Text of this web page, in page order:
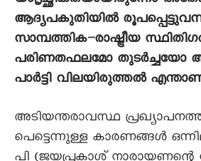
ആദ്യപകുതിയിൽ
സാമ്പത്തിക–രാഷ്ട്രീയ
പരിണതഫലമോ തുടർച്ചയോ
പാർട്ടി വിലയിരുത്തൽ
അടിയന്തരാവസ്ഥ
പെട്ടെന്നുള്ള കാരണങ്ങൾ